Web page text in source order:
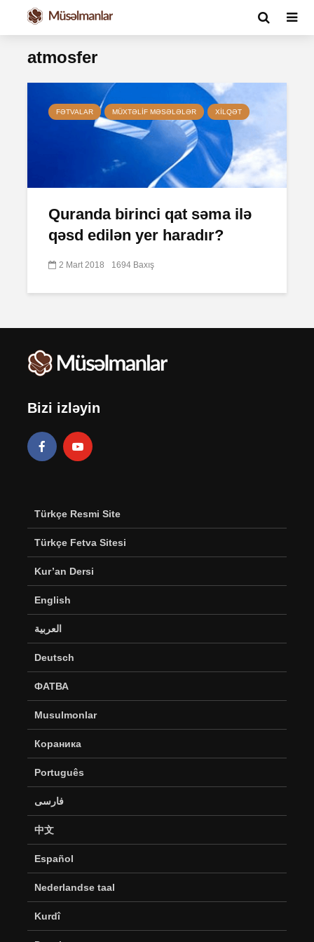
atmosfer
FƏTVALAR MÜXTƏLIF MƏSƏLƏLƏR XILQƏT
Quranda birinci qat səma ilə
qəsd edilən yer haradır?
2 Mart 2018 1694 Baxış
Bizi izləyin
Türkçe Resmi Site
Türkçe Fetva Sitesi
Kur’an Dersi
English
العربية
Deutsch
ФАТВА
Musulmonlar
Кораника
Português
فارسی
中文
Español
Nederlandse taal
Kurdî